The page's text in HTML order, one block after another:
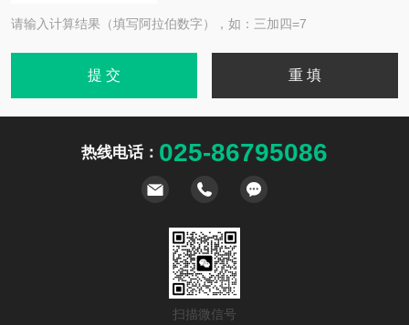
请输入计算结果（填写阿拉伯数字），如：三加四=7
热线电话： 025-86795086
扫描微信号